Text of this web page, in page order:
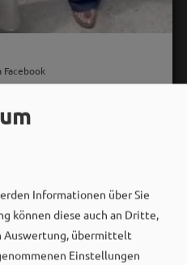
und hol dir deinen
und ein Sommerabend,
Informationen über Sie
können diese auch an Dritte,
Auswertung, übermittelt
Einstellungen